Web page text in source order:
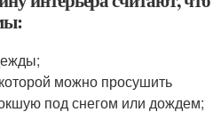
можно просушить
под снегом или дождем;